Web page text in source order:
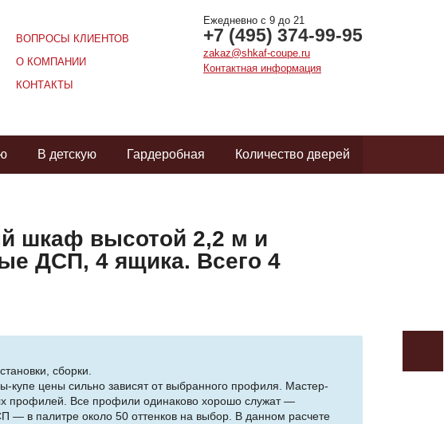
Ежедневно с 9 до 21
+7 (495) 374-99-95
zakaz@shkaf-coupe.ru
Контактная информация
ВОПРОСЫ КЛИЕНТОВ
О КОМПАНИИ
КОНТАКТЫ
В детскую Гардеробная Количество дверей
шкаф высотой 2,2 м и
ДСП, 4 ящика. Всего 4
сборки.
цены сильно зависят от выбранного профиля. Мастер-
профилей. Все профили одинаково хорошо служат —
— в палитре около 50 оттенков на выбор. В данном расчете